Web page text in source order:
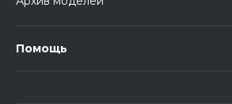
Помощь